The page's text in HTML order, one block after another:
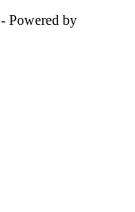
Powered by